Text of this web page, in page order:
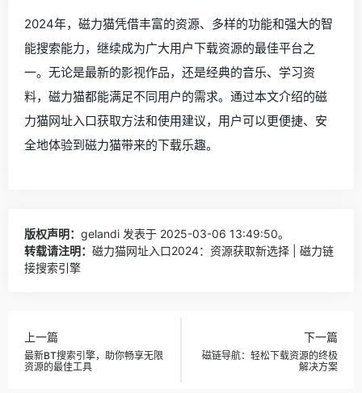
2024年，磁力猫凭借丰富的资源、多样的功能和强大的智
能搜索能力，继续成为广大用户下载资源的最佳平台之
一。无论是最新的影视作品，还是经典的音乐、学习资
料，磁力猫都能满足不同用户的需求。通过本文介绍的磁
力猫网址入口获取方法和使用建议，用户可以更便捷、安
全地体验到磁力猫带来的下载乐趣。
版权声明： gelandi 发表于 2025-03-06 13:49:50。
转载请注明： 磁力猫网址入口2024：资源获取新选择 | 磁力链
接搜索引擎
上一篇
最新BT搜索引擎，助你畅享无限
资源的最佳工具
下一篇
磁链导航：轻松下载资源的终极
解决方案